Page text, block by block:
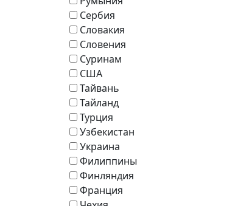
Сербия
Словакия
Словения
Суринам
США
Тайвань
Тайланд
Турция
Узбекистан
Украина
Филиппины
Финляндия
Франция